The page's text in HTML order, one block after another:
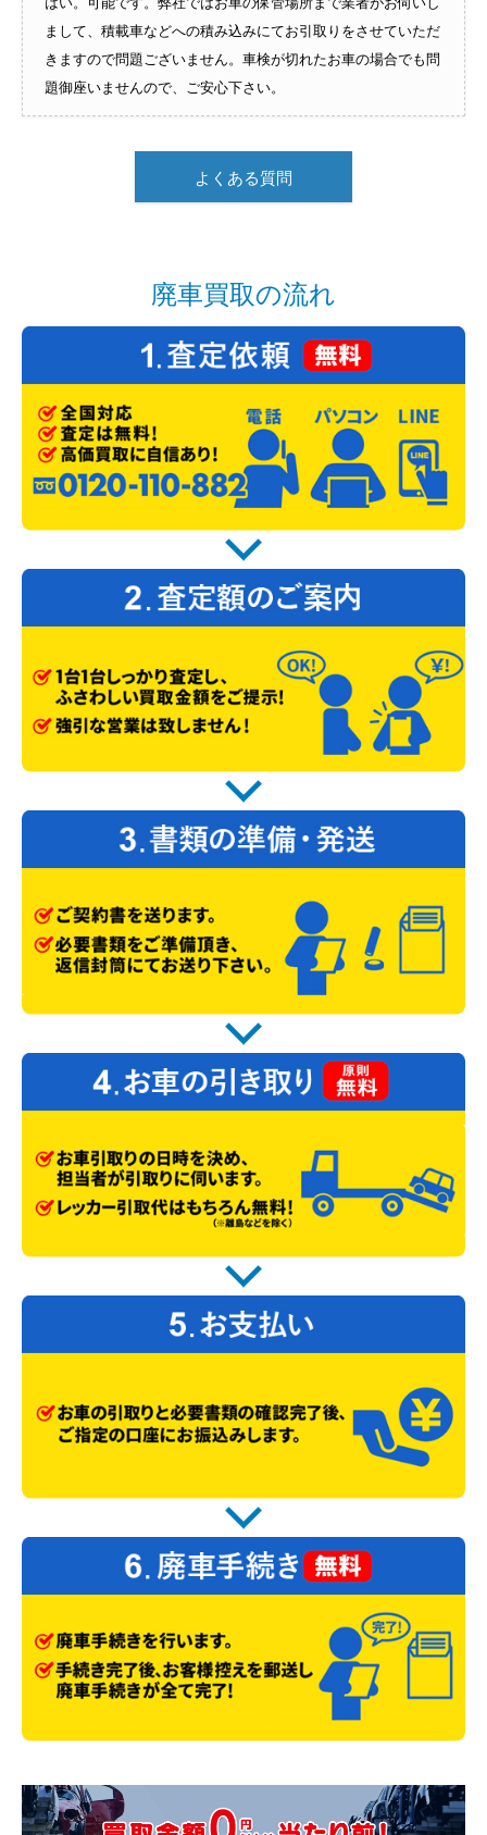
まして、積載車などへの積み込みにてお引取りをさせていただ
きますので問題ございません。車検が切れたお車の場合でも問
題御座いませんので、ご安心下さい。
よくある質問
廃車買取の流れ